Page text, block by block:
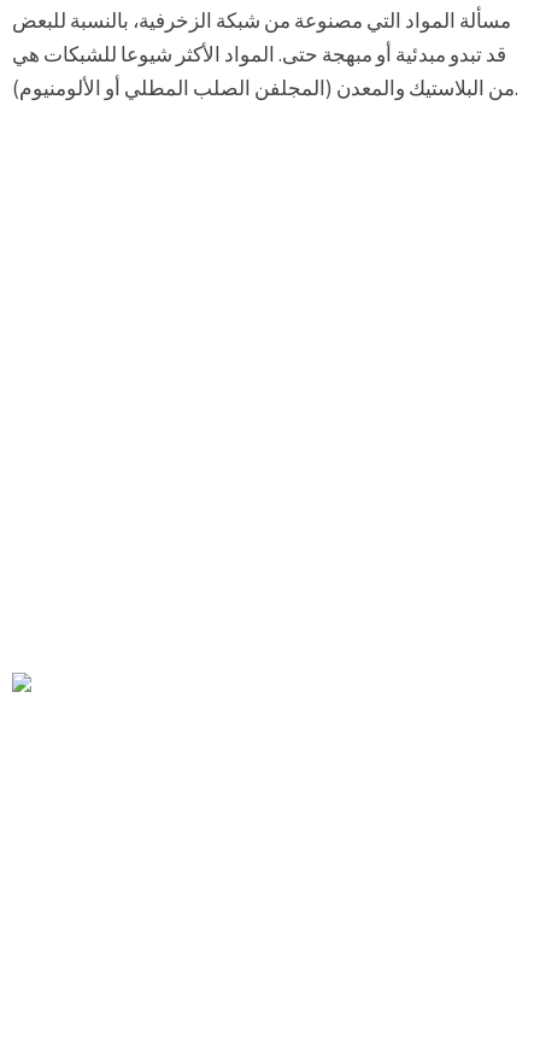
مسألة المواد التي مصنوعة من شبكة الزخرفية، بالنسبة للبعض
قد تبدو مبدئية أو مبهجة حتى. المواد الأكثر شيوعا للشبكات هي
من البلاستيك والمعدن (المجلفن الصلب المطلي أو الألومنيوم).